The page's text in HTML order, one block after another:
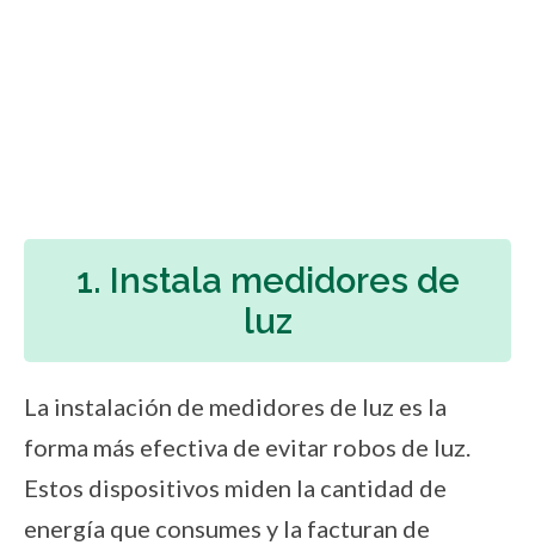
1. Instala medidores de
luz
La instalación de medidores de luz es la
forma más efectiva de evitar robos de luz.
Estos dispositivos miden la cantidad de
energía que consumes y la facturan de